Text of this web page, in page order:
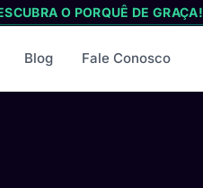
O PORQUÊ DE GRAÇA!
Blog Fale Conosco